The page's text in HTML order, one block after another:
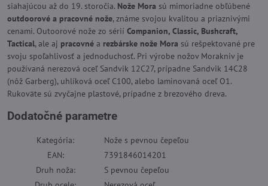
siahajúcou až do 19. storočia. Nože Mora sú mimoriadne obľúbené
outdoorové a pracovné nože, známe svojou kvalitou a priaznivými
cenami. Outoorové nože zo sérií Companion, Classic, Bushcraft,
Tactical, ale aj pracovné a rezbárske nože Mora sú rešpektované pre
svoju spoľahlivosť a jednoduchosť. Pri výrobe nožov Morakniv je
používaná nerezová oceľ Sandvik 12C27, prípadne Sandvik 14C28
(nôž Garberg), uhlíková oceľ C100, alebo laminovaná oceľ O1.
Rukoväte sú zvyčajne plastové, prípadne z brezového dreva.
Dodatočné parametre
Kategória:
Nože s pevnou čepeľou
EAN:
7391846014201
Druh noža:
S pevnou čepeľou